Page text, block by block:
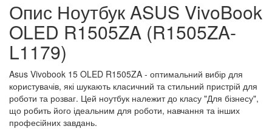
Опис Ноутбук ASUS VivoBook
OLED R1505ZA (R1505ZA-
L1179)
Asus Vivobook 15 OLED R1505ZA - оптимальний вибір для
користувачів, які шукають класичний та стильний пристрій для
роботи та розваг. Цей ноутбук належит до класу "Для бізнесу",
що робить його ідеальним для роботи, навчання та інших
професійних завдань.